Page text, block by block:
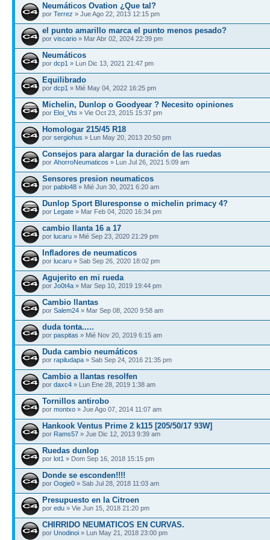
Neumáticos Ovation ¿Que tal?
por Terrez » Jue Ago 22, 2013 12:15 pm
el punto amarillo marca el punto menos pesado?
por viscario » Mar Abr 02, 2024 22:39 pm
Neumáticos
por dcp1 » Lun Dic 13, 2021 21:47 pm
Equilibrado
por dcp1 » Mié May 04, 2022 16:25 pm
Michelin, Dunlop o Goodyear ? Necesito opiniones
por Eloi_Vts » Vie Oct 23, 2015 15:37 pm
Homologar 215/45 R18
por sergiohus » Lun May 20, 2013 20:50 pm
Consejos para alargar la duración de las ruedas
por AhorroNeumaticos » Lun Jul 26, 2021 5:09 am
Sensores presion neumaticos
por pablo48 » Mié Jun 30, 2021 6:20 am
Dunlop Sport Bluresponse o michelin primacy 4?
por Legate » Mar Feb 04, 2020 16:34 pm
cambio llanta 16 a 17
por lucaru » Mié Sep 23, 2020 21:29 pm
Infladores de neumaticos
por lucaru » Sab Sep 26, 2020 18:02 pm
Agujerito en mi rueda
por Jo0t4a » Mar Sep 10, 2019 19:44 pm
Cambio llantas
por Salem24 » Mar Sep 08, 2020 9:58 am
duda tonta.....
por paspitas » Mié Nov 20, 2019 6:15 am
Duda cambio neumáticos
por rapiludapa » Sab Sep 24, 2016 21:35 pm
Cambio a llantas resolfen
por daxc4 » Lun Ene 28, 2019 1:38 am
Tornillos antirobo
por montxo » Jue Ago 07, 2014 11:07 am
Hankook Ventus Prime 2 k115 [205/50/17 93W]
por Rams57 » Jue Dic 12, 2013 9:39 am
Ruedas dunlop
por lot1 » Dom Sep 16, 2018 15:15 pm
Donde se esconden!!!!
por Oogie0 » Sab Jul 28, 2018 11:03 am
Presupuesto en la Citroen
por edu » Vie Jun 15, 2018 21:20 pm
CHIRRIDO NEUMATICOS EN CURVAS.
por Unodinoi » Lun May 21, 2018 23:00 pm